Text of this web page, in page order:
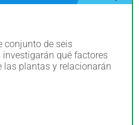
conjunto de seis
qué factores
las plantas y relacionarán